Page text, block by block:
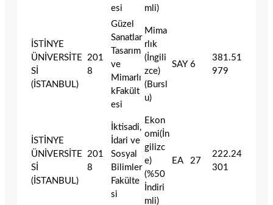
esi
mli)
İSTİNYE
ÜNİVERSİTE
Sİ
(İSTANBUL)
201
8
Güzel
Sanatlar
Tasarım
ve
Mimarlı
kFakült
esi
Mima
rlık
(İngili
zce)
(Bursl
u)
SAY 6
381.51
979
İSTİNYE
ÜNİVERSİTE
Sİ
(İSTANBUL)
201
8
İktisadi,
İdari ve
Sosyal
Bilimler
Fakülte
si
Ekon
omi(İn
gilizc
e)
(%50
İndiri
mli)
EA 27
222.24
301